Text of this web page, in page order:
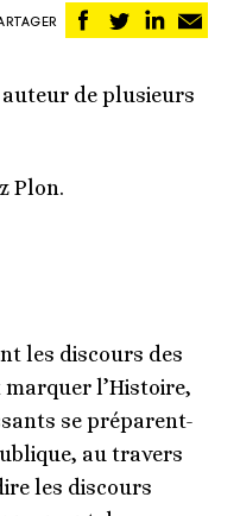
Partager
sur
Partager
sur
Partager
sur par
de plusieurs
Plon.
les discours des
l’Histoire,
se préparent-
au travers
les discours